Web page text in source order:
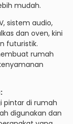
mudah.
sistem audio,
dan oven, kini
futuristik.
rumah
pintar di rumah
digunakan dan